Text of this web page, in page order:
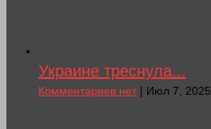
Украине треснула...
Комментариев нет| Июл 7, 2025